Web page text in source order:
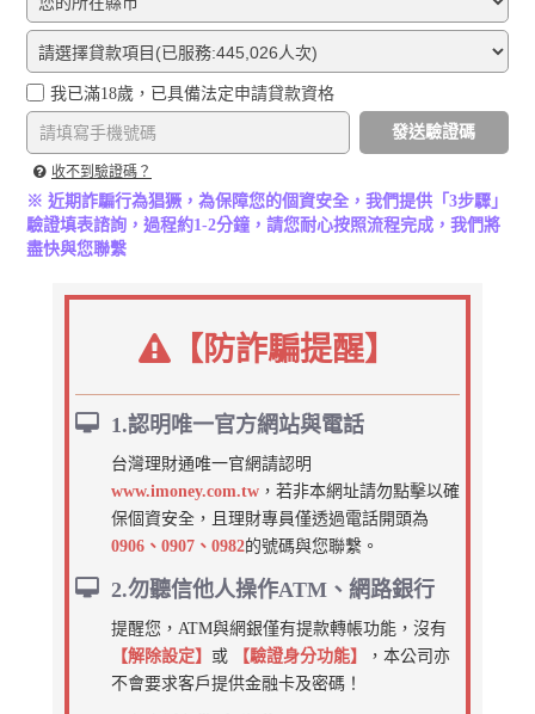
我已滿18歲，已具備法定申請貸款資格
發送驗證碼
收不到驗證碼？
※ 近期詐騙行為猖獗，為保障您的個資安全，我們提供「3步驟」
驗證填表諮詢，過程約1-2分鐘，請您耐心按照流程完成，我們將
盡快與您聯繫
【防詐騙提醒】
1.認明唯一官方網站與電話
台灣理財通唯一官網請認明
www.imoney.com.tw ，若非本網址請勿點擊以確
保個資安全，且理財專員僅透過電話開頭為
0906、0907、0982的號碼與您聯繫。
2.勿聽信他人操作ATM、網路銀行
提醒您，ATM與網銀僅有提款轉帳功能，沒有
【解除設定】 或 【驗證身分功能】
，本公司亦
不會要求客戶提供金融卡及密碼！